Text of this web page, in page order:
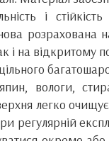
і
розрахована
і на відкритому
вологи,
легко
регулярній